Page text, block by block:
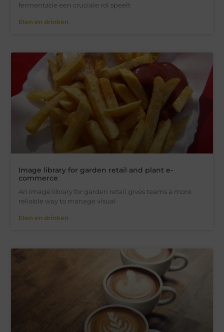
fermentatie een cruciale rol speelt
Eten en drinken
Image library for garden retail and plant e-
commerce
An image library for garden retail gives teams a more
reliable way to manage visual
Eten en drinken